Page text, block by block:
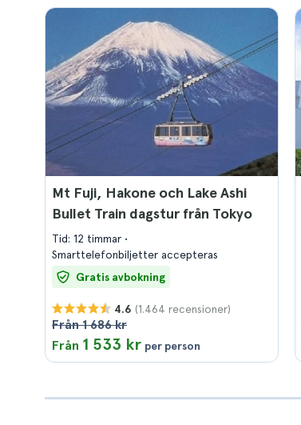
Mt Fuji, Hakone och Lake Ashi
Bullet Train dagstur från Tokyo
Tid: 12 timmar
Smarttelefonbiljetter accepteras
Gratis avbokning
4.6 (1.464 recensioner)
Från 1 686 kr
Från 1 533 kr per person